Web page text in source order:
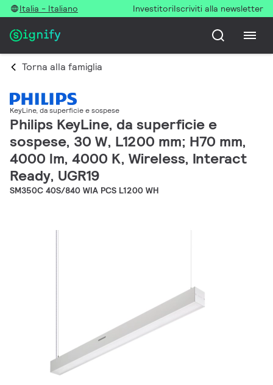
Italia - Italiano InvestitoriIscriviti alla newsletter
Torna alla famiglia
KeyLine, da superficie e sospese
Philips KeyLine, da superficie e
sospese, 30 W, L1200 mm; H70 mm,
4000 lm, 4000 K, Wireless, Interact
Ready, UGR19
SM350C 40S/840 WIA PCS L1200 WH